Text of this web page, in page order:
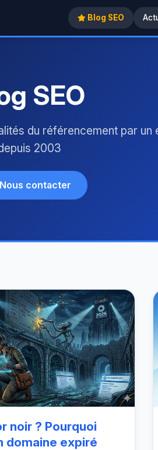
Blog SEO
SEO
du référencement par un
2003
contacter
noir ? Pourquoi
domaine expiré